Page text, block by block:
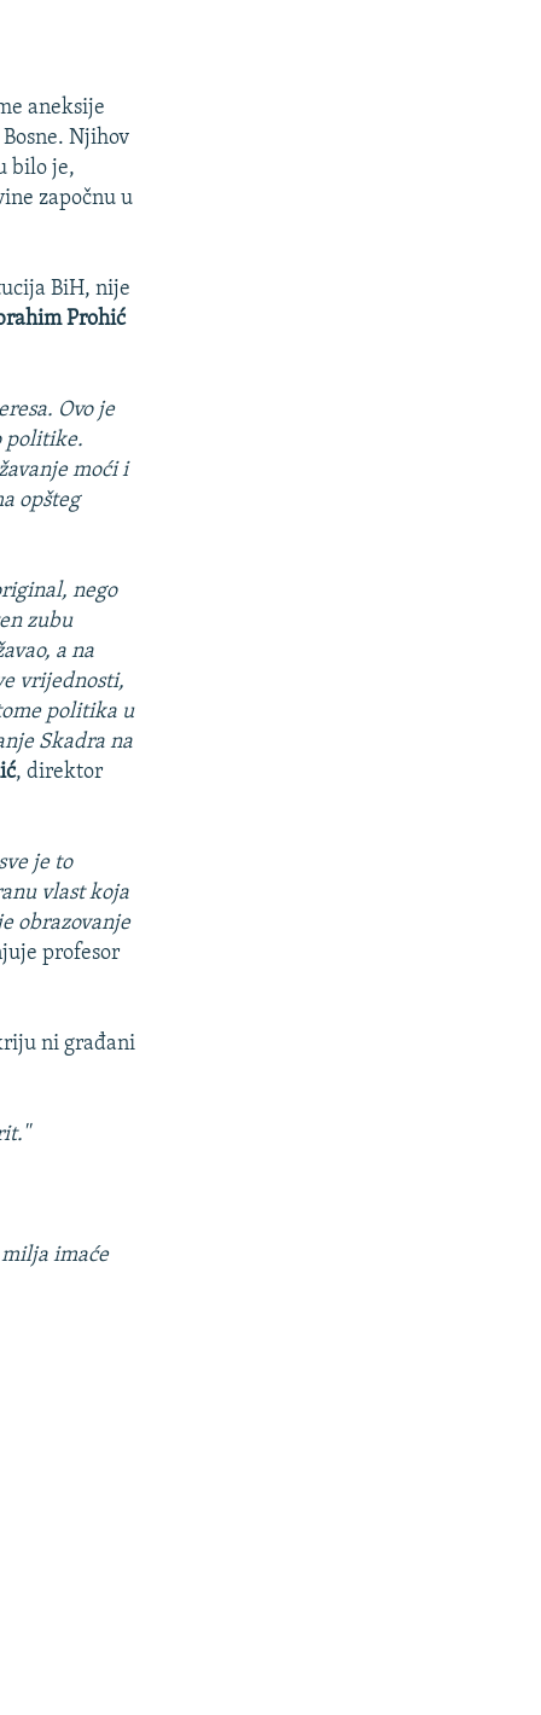
aneksije
Njihov
bilo je,
započnu u
BiH, nije
Prohić
Ovo je
politike.
moći i
opšteg
nego
zubu
a na
vrijednosti,
politika u
Skadra na
, direktor
je to
vlast koja
obrazovanje
profesor
ni građani
milja imaće